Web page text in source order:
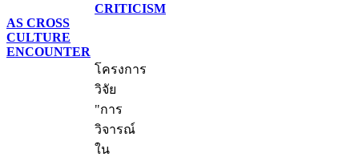
CRITICISM
AS CROSS
CULTURE
ENCOUNTER
โครงการ
วิจัย
"การ
วิจารณ์
ใน